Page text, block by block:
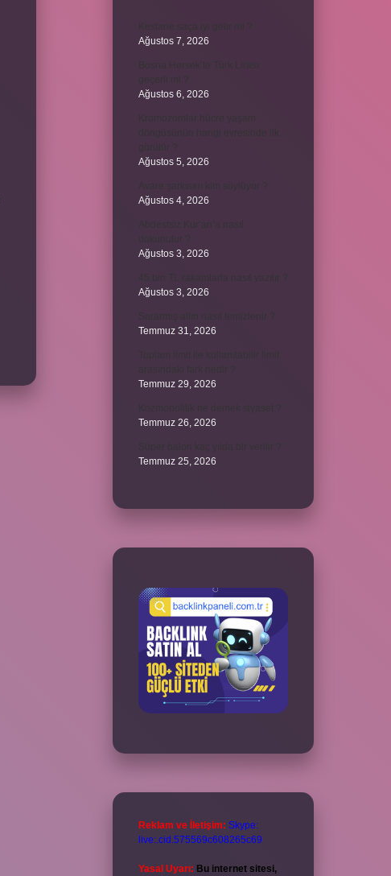
Ağustos 7, 2026
Ağustos 6, 2026
Ağustos 5, 2026
Ağustos 4, 2026
Ağustos 3, 2026
Ağustos 3, 2026
Temmuz 31, 2026
Temmuz 29, 2026
Temmuz 26, 2026
Temmuz 25, 2026
Reklam ve İletişim: Skype:
live:.cid.575569c608265c69
Yasal Uyarı: Bu internet sitesi,